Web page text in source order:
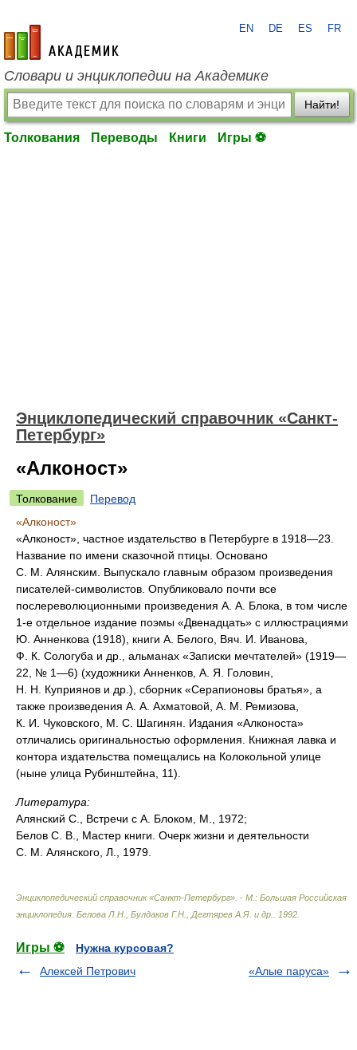
academic.ru
EN DE ES FR
Словари и энциклопедии на Академике
Найти!
Толкования Переводы Книги Игры ⚽
Энциклопедический справочник «Санкт-
Петербург»
«Алконост»
Толкование
Перевод
«Алконост»
«Алконост», частное издательство в Петербурге в 1918—23.
Название по имени сказочной птицы. Основано
С. М. Алянским. Выпускало главным образом произведения
писателей-символистов. Опубликовало почти все
послереволюционными произведения А. А. Блока, в том числе
1-е отдельное издание поэмы «Двенадцать» с иллюстрациями
Ю. Анненкова (1918), книги А. Белого, Вяч. И. Иванова,
Ф. К. Сологуба и др., альманах «Записки мечтателей» (1919—
22, № 1—6) (художники Анненков, А. Я. Головин,
Н. Н. Куприянов и др.), сборник «Серапионовы братья», а
также произведения А. А. Ахматовой, А. М. Ремизова,
К. И. Чуковского, М. С. Шагинян. Издания «Алконоста»
отличались оригинальностью оформления. Книжная лавка и
контора издательства помещались на Колокольной улице
(ныне улица Рубинштейна, 11).
Литература:
Алянский С., Встречи с А. Блоком, М., 1972;
Белов С. В., Мастер книги. Очерк жизни и деятельности
С. М. Алянского, Л., 1979.
Энциклопедический справочник «Санкт-Петербург». - М.: Большая Российская
энциклопедия Белова Л.Н., Булдаков Г.Н., Дегтярев А.Я. и др. 1992
Игры ⚽
Нужна курсовая?
Алексей Петрович
«Алые паруса»